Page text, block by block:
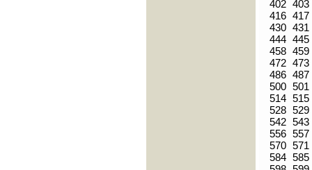
402 403
416 417
430 431
444 445
458 459
472 473
486 487
500 501
514 515
528 529
542 543
556 557
570 571
584 585